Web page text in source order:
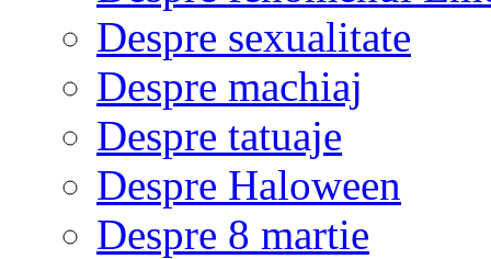
Despre sexualitate
Despre machiaj
Despre tatuaje
Despre Haloween
Despre 8 martie